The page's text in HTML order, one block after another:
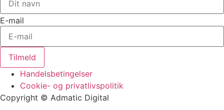
E-mail
Tilmeld
Handelsbetingelser
Cookie- og privatlivspolitik
Copyright © Admatic Digital